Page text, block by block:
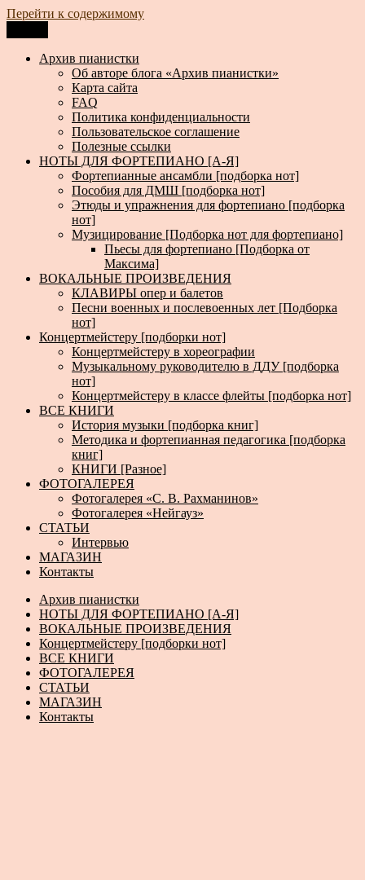
Перейти к содержимому
Архив пианистки
Всё для пианистов: ноты, книги, музыка, статьи…
Архив пианистки
Об авторе блога «Архив пианистки»
Карта сайта
FAQ
Политика конфиденциальности
Пользовательское соглашение
Полезные ссылки
НОТЫ ДЛЯ ФОРТЕПИАНО [А-Я]
Фортепианные ансамбли [подборка нот]
Пособия для ДМШ [подборка нот]
Этюды и упражнения для фортепиано [подборка
нот]
Музицирование [Подборка нот для фортепиано]
Пьесы для фортепиано [Подборка от
Максима]
ВОКАЛЬНЫЕ ПРОИЗВЕДЕНИЯ
КЛАВИРЫ опер и балетов
Песни военных и послевоенных лет [Подборка
нот]
Концертмейстеру [подборки нот]
Концертмейстеру в хореографии
Музыкальному руководителю в ДДУ [подборка
нот]
Концертмейстеру в классе флейты [подборка нот]
ВСЕ КНИГИ
История музыки [подборка книг]
Методика и фортепианная педагогика [подборка
книг]
КНИГИ [Разное]
ФОТОГАЛЕРЕЯ
Фотогалерея «С. В. Рахманинов»
Фотогалерея «Нейгауз»
СТАТЬИ
Интервью
МАГАЗИН
Контакты
Архив пианистки
НОТЫ ДЛЯ ФОРТЕПИАНО [А-Я]
ВОКАЛЬНЫЕ ПРОИЗВЕДЕНИЯ
Концертмейстеру [подборки нот]
ВСЕ КНИГИ
ФОТОГАЛЕРЕЯ
СТАТЬИ
МАГАЗИН
Контакты